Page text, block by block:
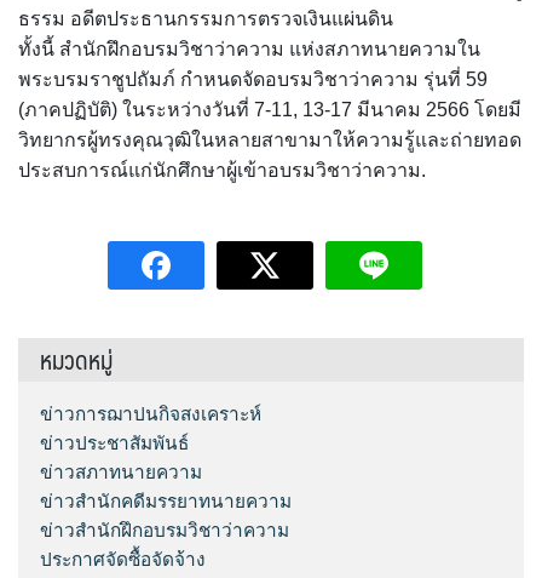
ธรรม อดีตประธานกรรมการตรวจเงินแผ่นดิน
ทั้งนี้ สำนักฝึกอบรมวิชาว่าความ แห่งสภาทนายความใน
พระบรมราชูปถัมภ์ กำหนดจัดอบรมวิชาว่าความ รุ่นที่ 59
(ภาคปฏิบัติ) ในระหว่างวันที่ 7-11, 13-17 มีนาคม 2566 โดยมี
วิทยากรผู้ทรงคุณวุฒิในหลายสาขามาให้ความรู้และถ่ายทอด
ประสบการณ์แก่นักศึกษาผู้เข้าอบรมวิชาว่าความ.
หมวดหมู่
ข่าวการฌาปนกิจสงเคราะห์
ข่าวประชาสัมพันธ์
ข่าวสภาทนายความ
ข่าวสำนักคดีมรรยาทนายความ
ข่าวสำนักฝึกอบรมวิชาว่าความ
ประกาศจัดซื้อจัดจ้าง